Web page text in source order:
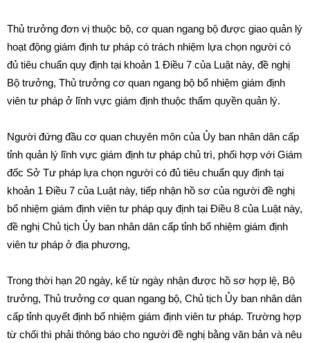
Thủ trưởng đơn vị thuộc bộ, cơ quan ngang bộ được giao quản lý
hoạt động giám định tư pháp có trách nhiệm lựa chọn người có
đủ tiêu chuẩn quy định tại khoản 1 Điều 7 của Luật này, đề nghị
Bộ trưởng, Thủ trưởng cơ quan ngang bộ bổ nhiệm giám định
viên tư pháp ở lĩnh vực giám định thuộc thẩm quyền quản lý.
Người đứng đầu cơ quan chuyên môn của Ủy ban nhân dân cấp
tỉnh quản lý lĩnh vực giám định tư pháp chủ trì, phối hợp với Giám
đốc Sở Tư pháp lựa chọn người có đủ tiêu chuẩn quy định tại
khoản 1 Điều 7 của Luật này, tiếp nhận hồ sơ của người đề nghị
bổ nhiệm giám định viên tư pháp quy định tại Điều 8 của Luật này,
đề nghị Chủ tịch Ủy ban nhân dân cấp tỉnh bổ nhiệm giám định
viên tư pháp ở địa phương,
Trong thời hạn 20 ngày, kể từ ngày nhận được hồ sơ hợp lệ, Bộ
trưởng, Thủ trưởng cơ quan ngang bộ, Chủ tịch Ủy ban nhân dân
cấp tỉnh quyết định bổ nhiệm giám định viên tư pháp. Trường hợp
từ chối thì phải thông báo cho người đề nghị bằng văn bản và nêu